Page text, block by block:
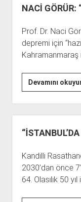
NACİ
Prof. Dr. Naci
depremi için
Kahramanmaraş
Devamını
Kandilli
2030’dan önce
64. Olasılık 50